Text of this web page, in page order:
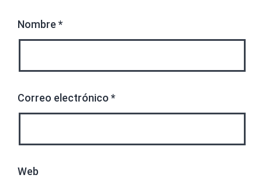
Nombre *
Correo electrónico *
Web